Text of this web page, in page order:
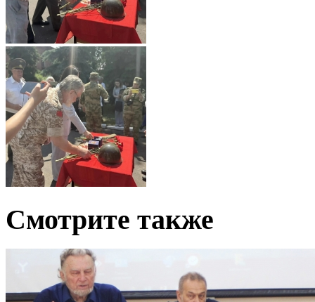
Смотрите также